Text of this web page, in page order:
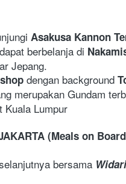
Asakusa Kannon
berbelanja di
Jepang.
dengan background
merupakan Gundam
Kuala Lumpur
(Meals on
bersama